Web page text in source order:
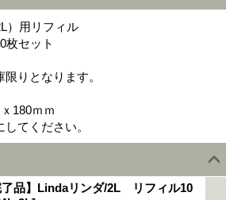
）用リフィル
セット
りとなります。
180ｍｍ
てください。
了品】Lindaリンダ/2L リフィル10